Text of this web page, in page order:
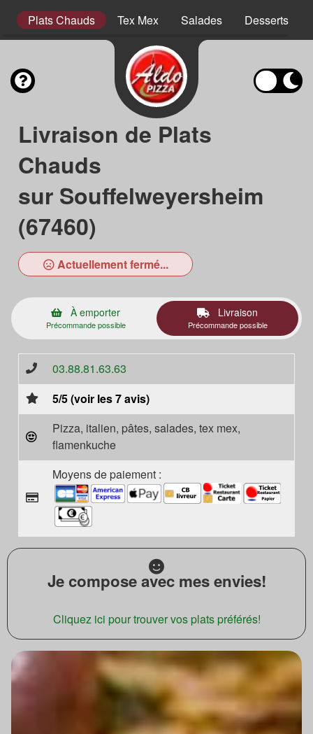
Plats Chauds Tex Mex Salades Desserts
Livraison de Plats
Chauds
sur Souffelweyersheim
(67460)
Actuellement fermé...
À emporter
Précommande possible
Livraison
Précommande possible
03.88.81.63.63
5/5 (voir les 7 avis)
Pizza, italien, pâtes, salades, tex mex,
flamenkuche
Moyens de paiement :
Je compose avec mes envies!
Cliquez ici pour trouver vos plats préférés!